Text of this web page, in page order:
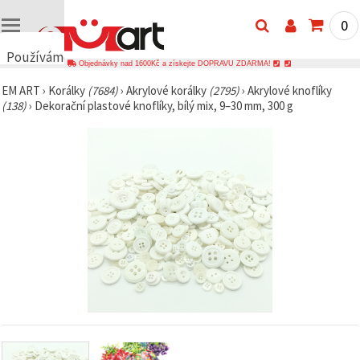
Používáme
🍪
Používáme
a
zobrazovali
relevantnější
0
Objednávky nad 1600Kč a získejte DOPRAVU ZDARMA!
EM ART › Korálky (7684)› Akrylové korálky (2795)› Akrylové knoflíky
(138)› Dekorační plastové knoflíky, bílý mix, 9–30 mm, 300 g